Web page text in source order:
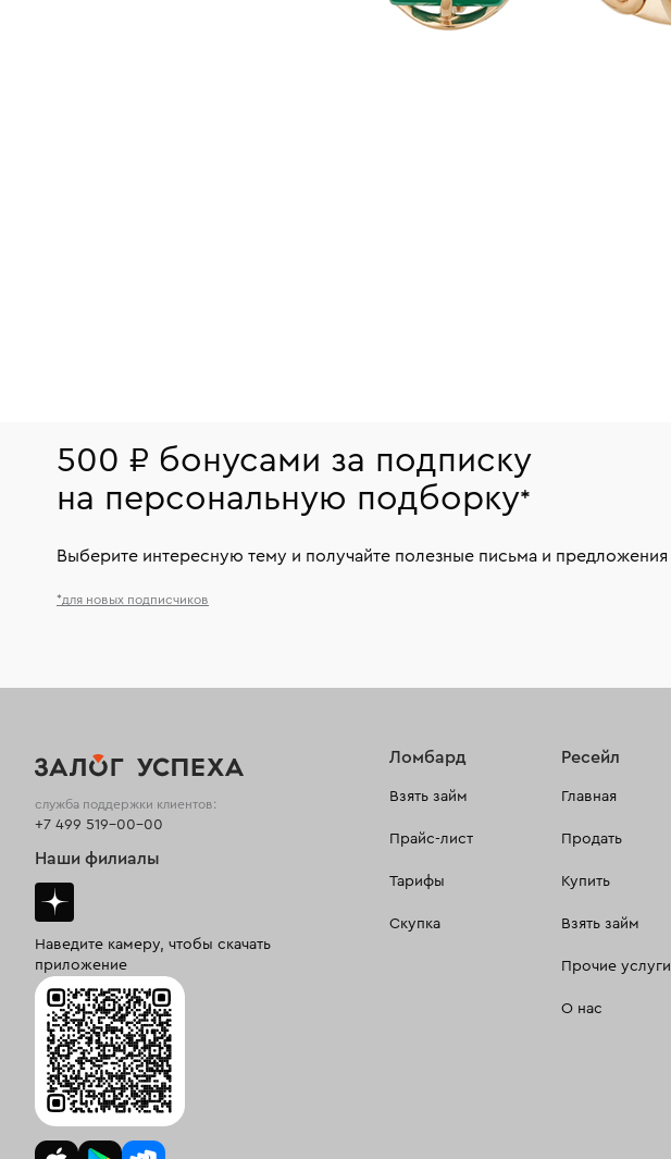
500 ₽ бонусами за подписку
на персональную подборку*
Выберите интересную тему и получайте полезные письма и предложения
*для новых подписчиков
Ломбард
Взять займ
Прайс-лист
Тарифы
Скупка
Ресейл
Главная
Продать
Купить
Взять займ
Прочие услуги
О нас
служба поддержки клиентов:
+7 499 519-00-00
Наши филиалы
Наведите камеру, чтобы скачать
приложение